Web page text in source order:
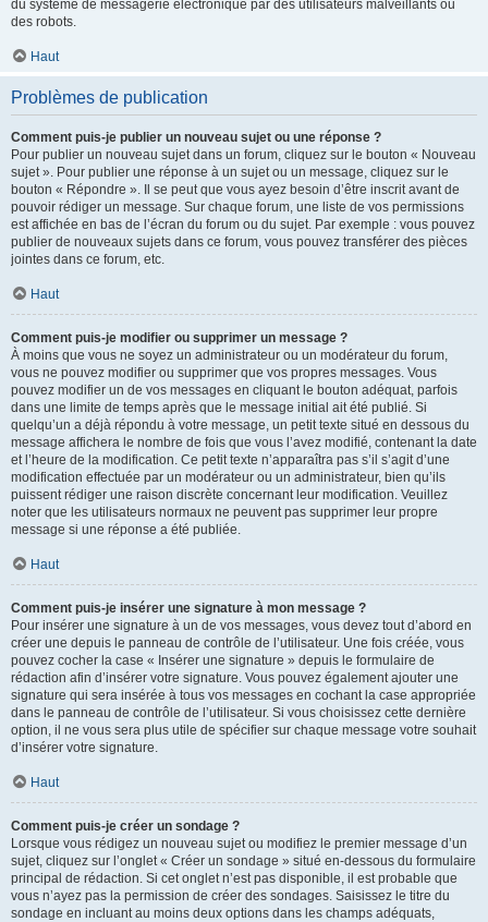
du système de messagerie électronique par des utilisateurs malveillants ou
des robots.
Haut
Problèmes de publication
Comment puis-je publier un nouveau sujet ou une réponse ?
Pour publier un nouveau sujet dans un forum, cliquez sur le bouton « Nouveau
sujet ». Pour publier une réponse à un sujet ou un message, cliquez sur le
bouton « Répondre ». Il se peut que vous ayez besoin d’être inscrit avant de
pouvoir rédiger un message. Sur chaque forum, une liste de vos permissions
est affichée en bas de l’écran du forum ou du sujet. Par exemple : vous pouvez
publier de nouveaux sujets dans ce forum, vous pouvez transférer des pièces
jointes dans ce forum, etc.
Haut
Comment puis-je modifier ou supprimer un message ?
À moins que vous ne soyez un administrateur ou un modérateur du forum,
vous ne pouvez modifier ou supprimer que vos propres messages. Vous
pouvez modifier un de vos messages en cliquant le bouton adéquat, parfois
dans une limite de temps après que le message initial ait été publié. Si
quelqu’un a déjà répondu à votre message, un petit texte situé en dessous du
message affichera le nombre de fois que vous l’avez modifié, contenant la date
et l’heure de la modification. Ce petit texte n’apparaîtra pas s’il s’agit d’une
modification effectuée par un modérateur ou un administrateur, bien qu’ils
puissent rédiger une raison discrète concernant leur modification. Veuillez
noter que les utilisateurs normaux ne peuvent pas supprimer leur propre
message si une réponse a été publiée.
Haut
Comment puis-je insérer une signature à mon message ?
Pour insérer une signature à un de vos messages, vous devez tout d’abord en
créer une depuis le panneau de contrôle de l’utilisateur. Une fois créée, vous
pouvez cocher la case « Insérer une signature » depuis le formulaire de
rédaction afin d’insérer votre signature. Vous pouvez également ajouter une
signature qui sera insérée à tous vos messages en cochant la case appropriée
dans le panneau de contrôle de l’utilisateur. Si vous choisissez cette dernière
option, il ne vous sera plus utile de spécifier sur chaque message votre souhait
d’insérer votre signature.
Haut
Comment puis-je créer un sondage ?
Lorsque vous rédigez un nouveau sujet ou modifiez le premier message d’un
sujet, cliquez sur l’onglet « Créer un sondage » situé en-dessous du formulaire
principal de rédaction. Si cet onglet n’est pas disponible, il est probable que
vous n’ayez pas la permission de créer des sondages. Saisissez le titre du
sondage en incluant au moins deux options dans les champs adéquats,